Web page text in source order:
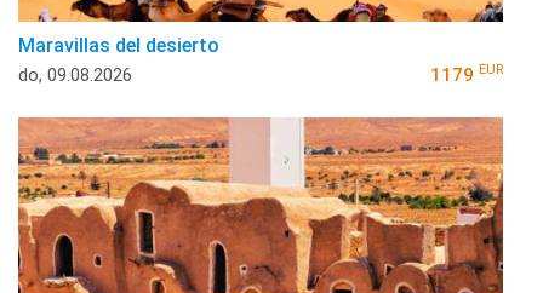
Maravillas del desierto
do, 09.08.2026 1179 EUR